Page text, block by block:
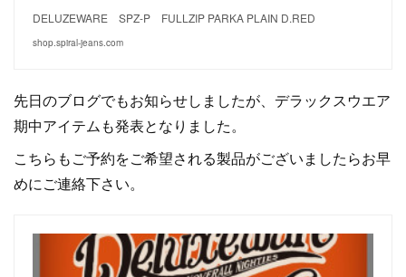
DELUZEWARE SPZ-P FULLZIP PARKA PLAIN D.RED
shop.spiral-jeans.com
先日のブログでもお知らせしましたが、デラックスウエア
期中アイテムも発表となりました。
こちらもご予約をご希望される製品がございましたらお早
めにご連絡下さい。